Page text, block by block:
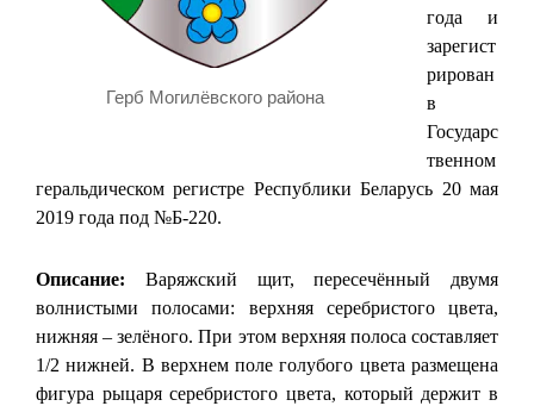
Герб Могилёвского района
года и
зарегист
рирован
в
Государс
твенном
геральдическом регистре Республики Беларусь 20 мая
2019 года под №Б-220.
Описание: Варяжский щит, пересечённый двумя
волнистыми полосами: верхняя серебристого цвета,
нижняя – зелёного. При этом верхняя полоса составляет
1/2 нижней. В верхнем поле голубого цвета размещена
фигура рыцаря серебристого цвета, который держит в